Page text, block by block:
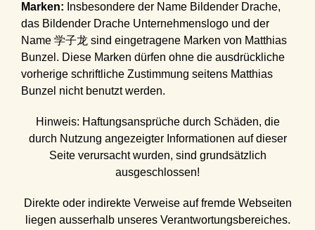
Marken: Insbesondere der Name Bildender Drache,
das Bildender Drache Unternehmenslogo und der
Name 学子龙 sind eingetragene Marken von Matthias
Bunzel. Diese Marken dürfen ohne die ausdrückliche
vorherige schriftliche Zustimmung seitens Matthias
Bunzel nicht benutzt werden.
Hinweis: Haftungsansprüche durch Schäden, die
durch Nutzung angezeigter Informationen auf dieser
Seite verursacht wurden, sind grundsätzlich
ausgeschlossen!
Direkte oder indirekte Verweise auf fremde Webseiten
liegen ausserhalb unseres Verantwortungsbereiches.